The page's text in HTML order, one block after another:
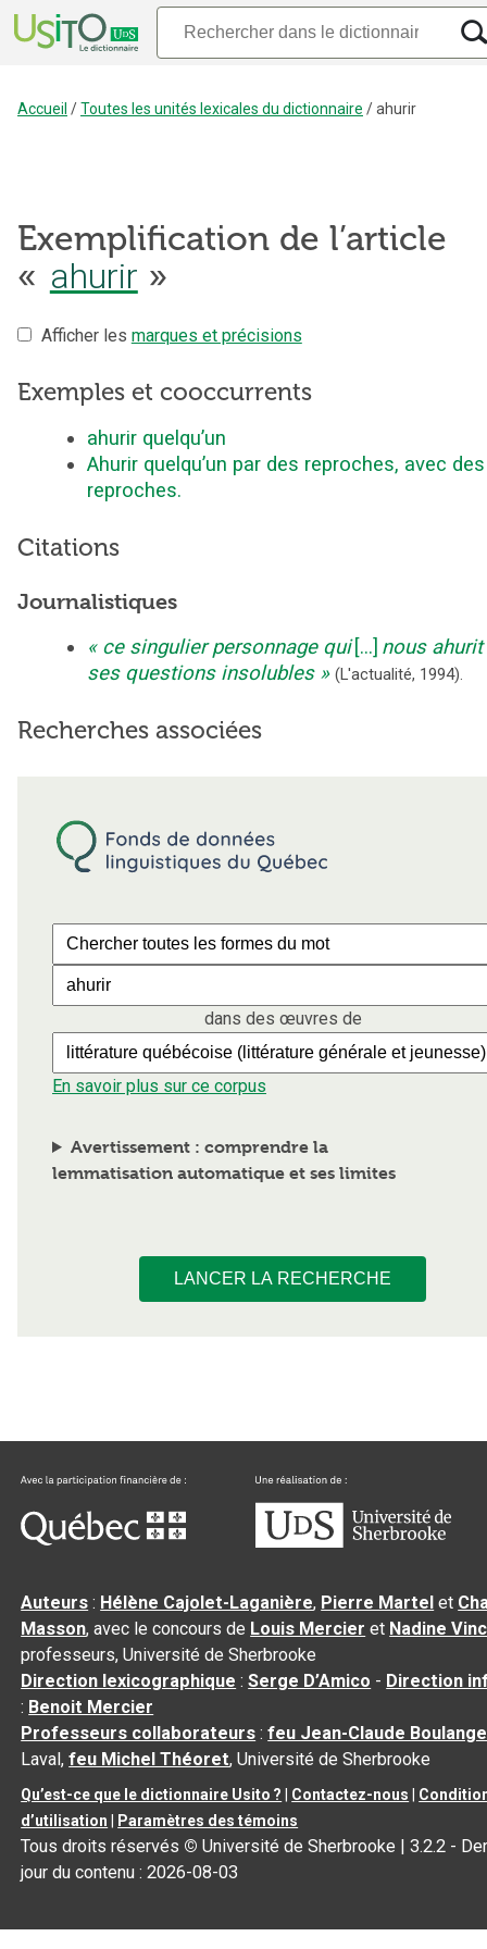
Accueil /Toutes les unités lexicales du dictionnaire /ahurir
Exemplification de l’article
« ahurir »
Afficher les marques et précisions
Exemples et cooccurrents
ahurir quelqu’un
Ahurir quelqu’un par des reproches, avec des
reproches.
Citations
Journalistiques
ce singulier personnage qui [...] nous ahurit
ses questions insolubles
(L'actualité, 1994).
Recherches associées
dans des œuvres de
En savoir plus sur ce corpus
Avertissement : comprendre la
lemmatisation automatique et ses limites
LANCER LA RECHERCHE
Auteurs : Hélène Cajolet-Laganière, Pierre Martel et
Masson, avec le concours de Louis Mercier et Nadine
professeurs, Université de Sherbrooke
Direction lexicographique :Serge D’Amico - Direction
: Benoit Mercier
Professeurs collaborateurs :feu Jean-Claude
Laval,feu Michel Théoret, Université de Sherbrooke
Qu’est-ce que le dictionnaire Usito ? Contactez-nous
d’utilisation
Paramètres des témoins
Tous droits réservés © Université de Sherbrooke |3.2.2 -
jour du contenu :2026-08-03